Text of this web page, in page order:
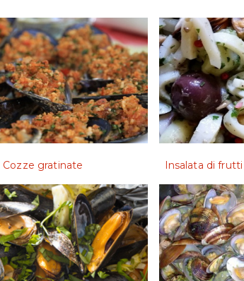
Cozze gratinate Insalata di